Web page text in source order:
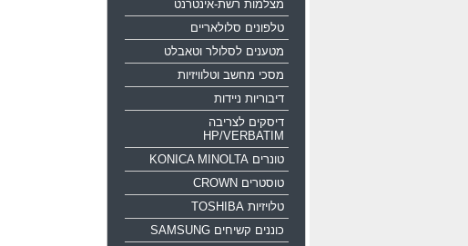
מצלמות רשת-אינטרנט
טלפונים סלולאריים
מטענים לסלולר וטאבלט
מסכי מחשב וטלוויזיות
דיבוריות ניידות
דיסקים לצריבה
HP/VERBATIM
טונרים KONICA MINOLTA
טוסטרים CROWN
טלויזיות TOSHIBA
כוננים קשיחים SAMSUNG